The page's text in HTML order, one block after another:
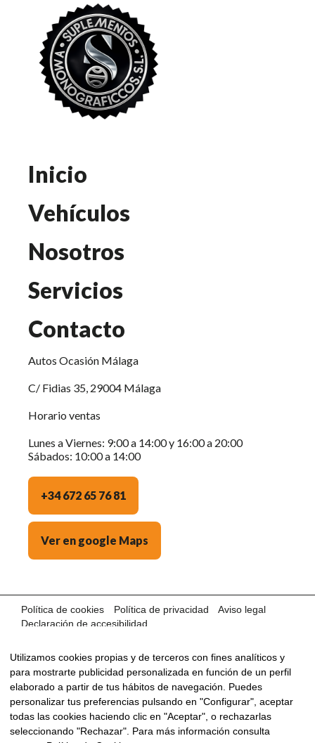
Inicio
Vehículos
Nosotros
Servicios
Contacto
Autos Ocasión Málaga
C/ Fidias 35, 29004 Málaga
Horario ventas
Lunes a Viernes: 9:00 a 14:00 y 16:00 a 20:00
Sábados: 10:00 a 14:00
+34 672 65 76 81
Ver en google Maps
Política de cookies Política de privacidad
Aviso legal
Declaración de accesibilidad
Utilizamos cookies propias y de terceros con fines analíticos y
para mostrarte publicidad personalizada en función de un perfil
elaborado a partir de tus hábitos de navegación. Puedes
personalizar tus preferencias pulsando en "Configurar", aceptar
todas las cookies haciendo clic en "Aceptar", o rechazarlas
seleccionando "Rechazar". Para más información consulta